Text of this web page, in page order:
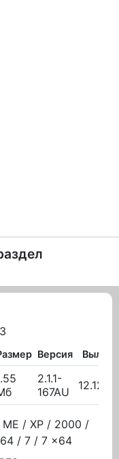
Версия
2.1.1-
167AU
/ XP / 2000 /
/ 7 / 7 x64